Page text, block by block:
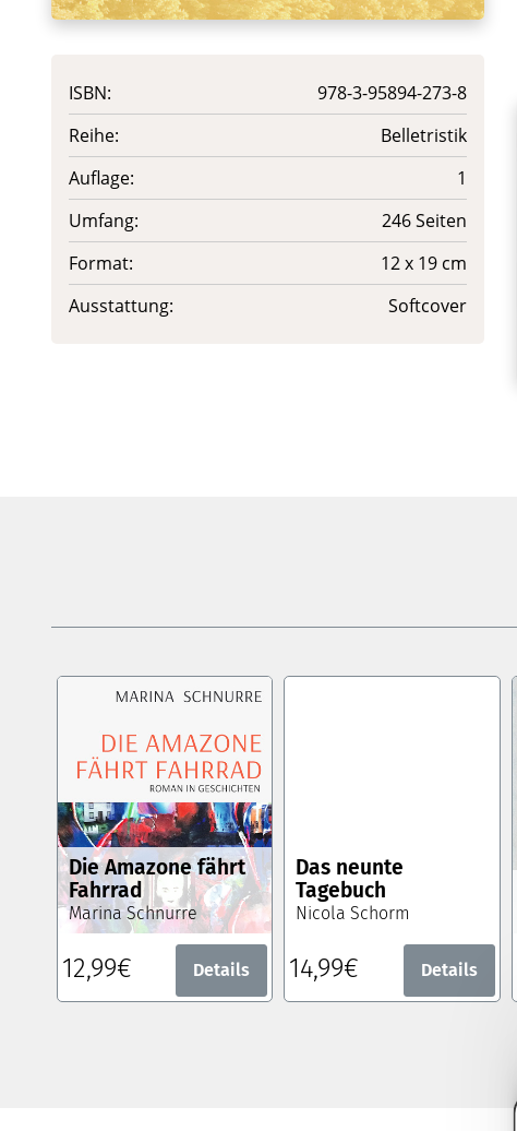
ISBN:
978-3-95894-273-8
Reihe:
Belletristik
Auflage:
1
Umfang:
246 Seiten
Format:
12 x 19 cm
Ausstattung:
Softcover
Die Amazone fährt
Fahrrad
Marina Schnurre
12,99€ Details
Das neunte
Tagebuch
Nicola Schorm
14,99€ Details